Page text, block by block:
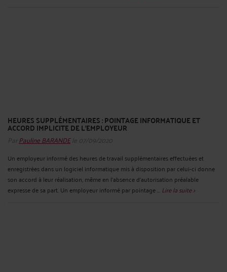
HEURES SUPPLÉMENTAIRES : POINTAGE INFORMATIQUE ET
ACCORD IMPLICITE DE L’EMPLOYEUR
Par Pauline BARANDEle 07/09/2020
Un employeur informé des heures de travail supplémentaires effectuées et
enregistrées dans un logiciel informatique mis à disposition par celui-ci donne
son accord à leur réalisation, même en l’absence d’autorisation préalable
expresse de sa part. Un employeur informé par pointage ... Lire la suite >